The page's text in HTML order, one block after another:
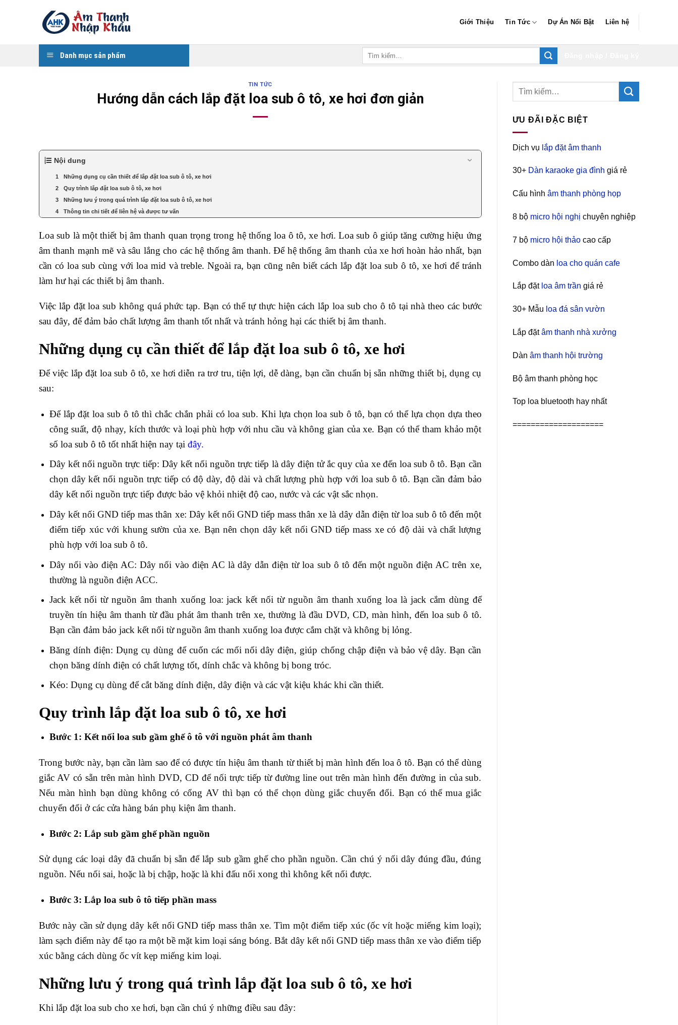
Giới Thiệu Tin Tức Dự Án Nổi Bật Liên hệ
Danh mục sản phẩm
TIN TỨC
Hướng dẫn cách lắp đặt loa sub ô tô, xe hơi đơn giản
Nội dung
Những dụng cụ cần thiết để lắp đặt loa sub ô tô, xe hơi
Quy trình lắp đặt loa sub ô tô, xe hơi
Những lưu ý trong quá trình lắp đặt loa sub ô tô, xe hơi
Thông tin chi tiết để liên hệ và được tư vấn
Loa sub là một thiết bị âm thanh quan trọng trong hệ thống loa ô tô, xe hơi. Loa sub ô giúp tăng cường hiệu ứng
âm thanh mạnh mẽ và sâu lắng cho các hệ thống âm thanh. Để hệ thống âm thanh của xe hơi hoàn hảo nhất, bạn
cần có loa sub cùng với loa mid và treble. Ngoài ra, bạn cũng nên biết cách lắp đặt loa sub ô tô, xe hơi để tránh
làm hư hại các thiết bị âm thanh.
Việc lắp đặt loa sub không quá phức tạp. Bạn có thể tự thực hiện cách lắp loa sub cho ô tô tại nhà theo các bước
sau đây, để đảm bảo chất lượng âm thanh tốt nhất và tránh hỏng hại các thiết bị âm thanh.
Những dụng cụ cần thiết để lắp đặt loa sub ô tô, xe hơi
Để việc lắp đặt loa sub ô tô, xe hơi diễn ra trơ tru, tiện lợi, dễ dàng, bạn cần chuẩn bị sẵn những thiết bị, dụng cụ
sau:
Để lắp đặt loa sub ô tô thì chắc chắn phải có loa sub. Khi lựa chọn loa sub ô tô, bạn có thể lựa chọn dựa theo
công suất, độ nhạy, kích thước và loại phù hợp với nhu cầu và không gian của xe. Bạn có thể tham khảo một
số loa sub ô tô tốt nhất hiện nay tại đây.
Dây kết nối nguồn trực tiếp: Dây kết nối nguồn trực tiếp là dây điện tử ắc quy của xe đến loa sub ô tô. Bạn cần
chọn dây kết nối nguồn trực tiếp có độ dày, độ dài và chất lượng phù hợp với loa sub ô tô. Bạn cần đảm bảo
dây kết nối nguồn trực tiếp được bảo vệ khỏi nhiệt độ cao, nước và các vật sắc nhọn.
Dây kết nối GND tiếp mas thân xe: Dây kết nối GND tiếp mass thân xe là dây dẫn điện từ loa sub ô tô đến một
điểm tiếp xúc với khung sườn của xe. Bạn nên chọn dây kết nối GND tiếp mass xe có độ dài và chất lượng
phù hợp với loa sub ô tô.
Dây nối vào điện AC: Dây nối vào điện AC là dây dẫn điện từ loa sub ô tô đến một nguồn điện AC trên xe,
thường là nguồn điện ACC.
Jack kết nối từ nguồn âm thanh xuống loa: jack kết nối từ nguồn âm thanh xuống loa là jack cắm dùng để
truyền tín hiệu âm thanh từ đầu phát âm thanh trên xe, thường là đầu DVD, CD, màn hình, đến loa sub ô tô.
Bạn cần đảm bảo jack kết nối từ nguồn âm thanh xuống loa được cắm chặt và không bị lỏng.
Băng dính điện: Dụng cụ dùng để cuốn các mối nối dây điện, giúp chống chập điện và bảo vệ dây. Bạn cần
chọn băng dính điện có chất lượng tốt, dính chắc và không bị bong tróc.
Kéo: Dụng cụ dùng để cắt băng dính điện, dây điện và các vật kiệu khác khi cần thiết.
Quy trình lắp đặt loa sub ô tô, xe hơi
Bước 1: Kết nối loa sub gầm ghế ô tô với nguồn phát âm thanh
Trong bước này, bạn cần làm sao để có được tín hiệu âm thanh từ thiết bị màn hình đến loa ô tô. Bạn có thể dùng
giắc AV có sẵn trên màn hình DVD, CD để nối trực tiếp từ đường line out trên màn hình đến đường in của sub.
Nếu màn hình bạn dùng không có cổng AV thì bạn có thể chọn dùng giắc chuyển đổi. Bạn có thể mua giắc
chuyển đổi ở các cửa hàng bán phụ kiện âm thanh.
Bước 2: Lắp sub gầm ghế phần nguồn
Sử dụng các loại dây đã chuẩn bị sẵn để lắp sub gầm ghế cho phần nguồn. Cần chú ý nối dây đúng đầu, đúng
nguồn. Nếu nối sai, hoặc là bị chập, hoặc là khi đấu nối xong thì không kết nối được.
Bước 3: Lắp loa sub ô tô tiếp phần mass
Bước này cần sử dụng dây kết nối GND tiếp mass thân xe. Tìm một điểm tiếp xúc (ốc vít hoặc miếng kim loại);
làm sạch điểm này để tạo ra một bề mặt kim loại sáng bóng. Bắt dây kết nối GND tiếp mass thân xe vào điểm tiếp
xúc bằng cách dùng ốc vít kẹp miếng kim loại.
Những lưu ý trong quá trình lắp đặt loa sub ô tô, xe hơi
Khi lắp đặt loa sub cho xe hơi, bạn cần chú ý những điều sau đây:
ƯU ĐÃI ĐẶC BIỆT
Dịch vụ lắp đặt âm thanh
30+ Dàn karaoke gia đình giá rẻ
Cấu hình âm thanh phòng họp
8 bộ micro hội nghị chuyên nghiệp
7 bộ micro hội thảocao cấp
Combo dàn loa cho quán cafe
Lắp đặt loa âm trần giá rẻ
30+ Mẫu loa đá sân vườn
Lắp đặtâm thanh nhà xưởng
Dàn âm thanh hội trường
Bộ âm thanh phòng học
Top loa bluetooth hay nhất
====================